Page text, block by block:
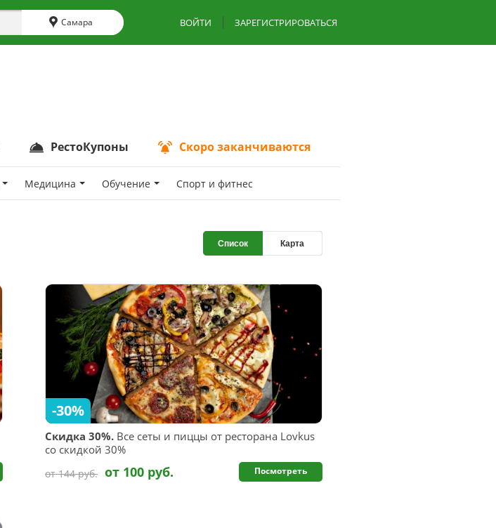
Самара ВОЙТИ ЗАРЕГИСТРИРОВАТЬСЯ
РестоКупоны Скоро заканчиваются
Медицина Обучение Спoрт и фитнес
Список Карта
Скидка 30%. Все сеты и пиццы от ресторана Lovkus
со скидкой 30%
-30%
от 144 руб. от 100 руб. Посмотреть